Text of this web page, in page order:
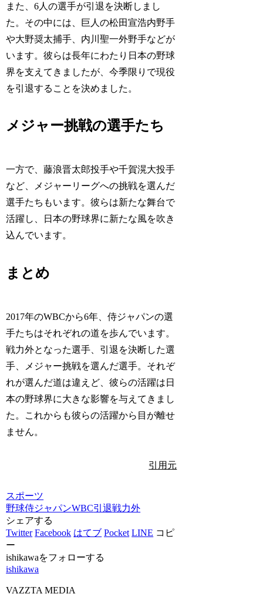
また、6人の選手が引退を決断しまし
た。その中には、巨人の松田宣浩内野手
や大野奨太捕手、内川聖一外野手などが
います。彼らは長年にわたり日本の野球
界を支えてきましたが、今季限りで現役
を引退することを決めました。
メジャー挑戦の選手たち
一方で、藤浪晋太郎投手や千賀滉大投手
など、メジャーリーグへの挑戦を選んだ
選手たちもいます。彼らは新たな舞台で
活躍し、日本の野球界に新たな風を吹き
込んでいます。
まとめ
2017年のWBCから6年、侍ジャパンの選
手たちはそれぞれの道を歩んでいます。
戦力外となった選手、引退を決断した選
手、メジャー挑戦を選んだ選手。それぞ
れが選んだ道は違えど、彼らの活躍は日
本の野球界に大きな影響を与えてきまし
た。これからも彼らの活躍から目が離せ
ません。
引用元
スポーツ
野球侍ジャパンWBC引退戦力外
シェアする
Twitter Facebook はてブ Pocket LINE コピ
ー
ishikawaをフォローする
ishikawa
VAZZTA MEDIA